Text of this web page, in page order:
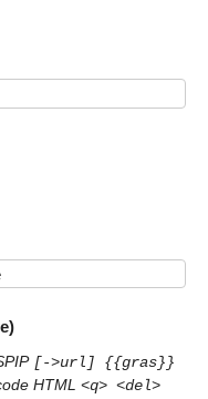
[->url] {{gras}}
HTML <q> <del>